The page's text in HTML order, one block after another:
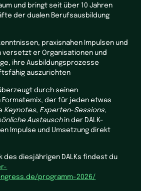
und bringt seit über 10 Jahren
der dualen Berufsausbildung
praxisnahen Impulsen und
versetzt er Organisationen und
ihre Ausbildungsprozesse
auszurichten
durch seinen
der für jeden etwas
Keynotes, Experten-Sessions,
Austauschin der DALK-
Impulse und Umsetzung direkt
des diesjährigen DALKs findest du
programm-2026/